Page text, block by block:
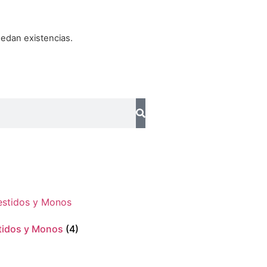
existencias.
y Monos (4)